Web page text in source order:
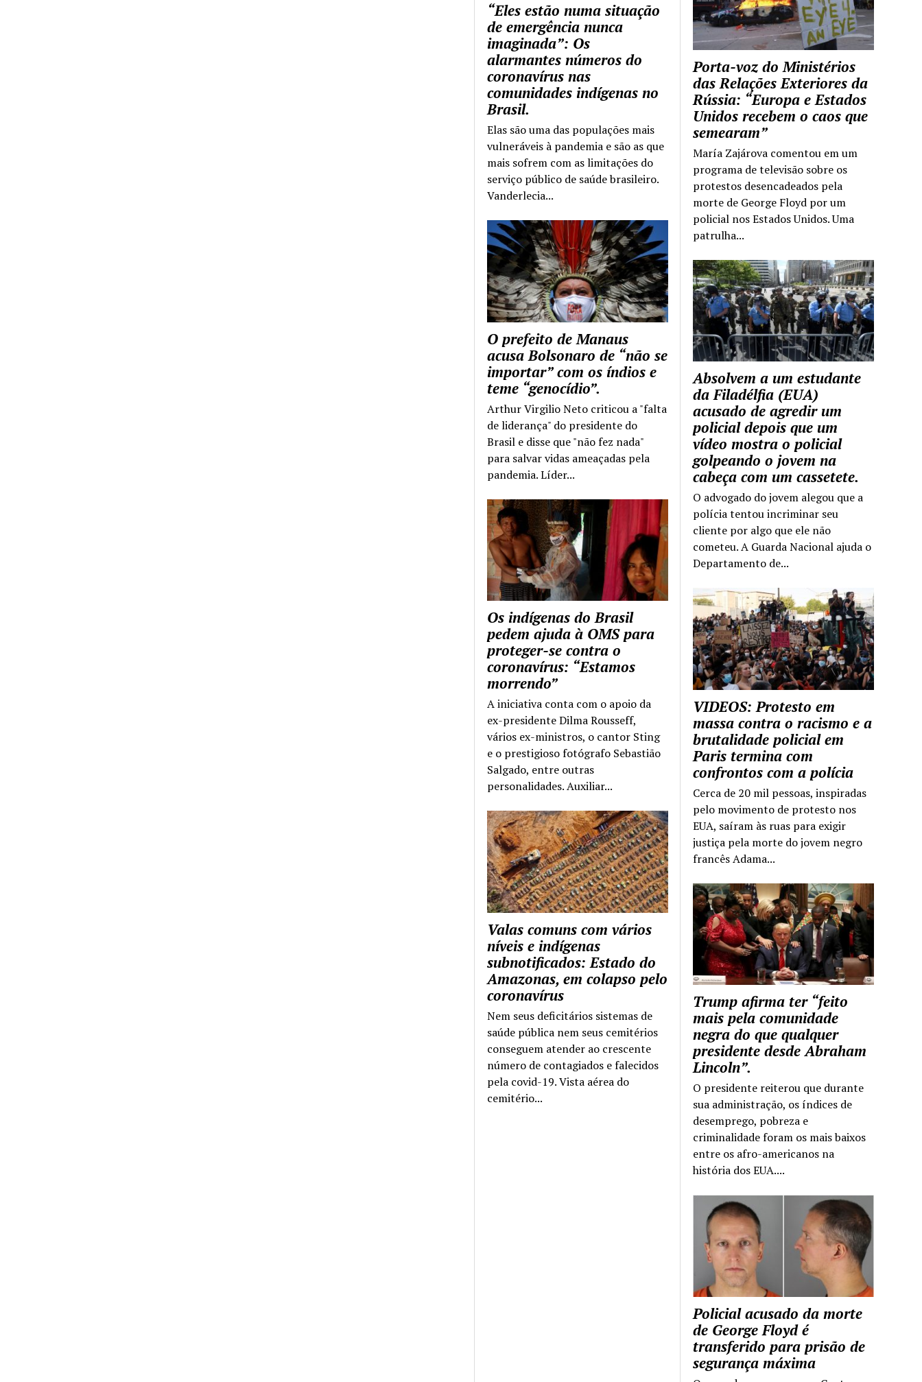
Porta-voz do Ministérios
das Relações Exteriores da
Rússia: “Europa e Estados
Unidos recebem o caos que
semearam”
María Zajárova comentou em um
programa de televisão sobre os
protestos desencadeados pela
morte de George Floyd por um
policial nos Estados Unidos. Uma
patrulha...
Absolvem a um estudante
da Filadélfia (EUA)
acusado de agredir um
policial depois que um
vídeo mostra o policial
golpeando o jovem na
cabeça com um cassetete.
O advogado do jovem alegou que a
polícia tentou incriminar seu
cliente por algo que ele não
cometeu. A Guarda Nacional ajuda o
Departamento de...
VIDEOS: Protesto em
massa contra o racismo e a
brutalidade policial em
Paris termina com
confrontos com a polícia
Cerca de 20 mil pessoas, inspiradas
pelo movimento de protesto nos
EUA, saíram às ruas para exigir
justiça pela morte do jovem negro
francês Adama...
Trump afirma ter “feito
mais pela comunidade
negra do que qualquer
presidente desde Abraham
Lincoln”.
O presidente reiterou que durante
sua administração, os índices de
desemprego, pobreza e
criminalidade foram os mais baixos
entre os afro-americanos na
história dos EUA....
Policial acusado da morte
de George Floyd é
transferido para prisão de
segurança máxima
“Eles estão numa situação
de emergência nunca
imaginada”: Os
alarmantes números do
coronavírus nas
comunidades indígenas no
Brasil.
Elas são uma das populações mais
vulneráveis à pandemia e são as que
mais sofrem com as limitações do
serviço público de saúde brasileiro.
Vanderlecia...
O prefeito de Manaus
acusa Bolsonaro de “não se
importar” com os índios e
teme “genocídio”.
Arthur Virgilio Neto criticou a "falta
de liderança" do presidente do
Brasil e disse que "não fez nada"
para salvar vidas ameaçadas pela
pandemia. Líder...
Os indígenas do Brasil
pedem ajuda à OMS para
proteger-se contra o
coronavírus: “Estamos
morrendo”
A iniciativa conta com o apoio da
ex-presidente Dilma Rousseff,
vários ex-ministros, o cantor Sting
e o prestigioso fotógrafo Sebastião
Salgado, entre outras
personalidades. Auxiliar...
Valas comuns com vários
níveis e indígenas
subnotificados: Estado do
Amazonas, em colapso pelo
coronavírus
Nem seus deficitários sistemas de
saúde pública nem seus cemitérios
conseguem atender ao crescente
número de contagiados e falecidos
pela covid-19. Vista aérea do
cemitério...